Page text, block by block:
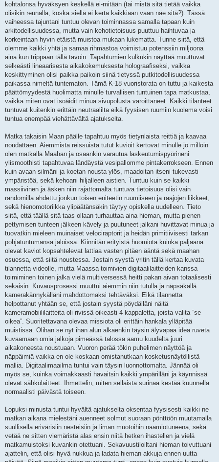
kohtalonsa hyväksyen keskellä ei-mitään (tai mistä sitä tietää vaikka
olisikin reunalla, koska siellä ei kerta kaikkiaan vaan näe sitä?). Tässä
vaiheessa tajuntani tuntuu olevan toiminnassa samalla tapaan kuin
arkitodellisuudessa, mutta vain kehotietoisuus puuttuu haihtuvaa ja
korkeintaan hyvin etäistä muistoa mukaan lukematta. Tunne siitä, että
olemme kaikki yhtä ja samaa rihmastoa voimistuu potenssiin miljoona
aina kun trippaan tällä tavoin. Tapahtumien kulkukin näyttää muuttuvat
selkeästi lineaarisesta aikakokemuksesta holograafiseksi, vaikka
keskittyminen olisi paikka paikoin siinä tietyssä putkitodellisuudessa
paikassa nimeltä tuntematon. Tämä K-18 vuoristorata on tuttu ja kaikesta
päättömyydestä huolimatta minulle turvallisen tuntuinen tapa matkustaa,
vaikka miten ovat isoäidit minua sivupolusta varoittaneet. Kaikki tilanteet
tuntuvat kuitenkin erittäin neutraalilta eikä fyysisen ruumiin kuolema voisi
tuntua enempää viehättävältä ajatukselta.
Matka takaisin Maan päälle tapahtuu myös tietynlaista reittiä ja kaavaa
noudattaen. Aiemmista reissuista tutut kuvioit kertovat minulle jo milloin
olen matkalla Maahan ja osaankin varautua laskeutumispyörineni
ylismoothisti tapahtuvaa ländäystä vesipallomme pintakerrokseen. Ennen
kuin avaan silmäni ja koetan nousta ylös, maadoitan itseni tukevasti
ympäristöä, sekä kehoani hiljalleen aistien. Tuntuu kuin se kaikki
massiivinen ja äsken niin rajattomalta tuntuva tietoisuus olisi vain
randomilla ahdettu jonkun toisen eniteetin ruumiiseen ja raajojen liikkeet,
sekä hienomotoriikka ylipäätänsäkin täytyy opiskella uudelleen. Tieto
siitä, että täällä sitä taas ollaan turhauttaa aina hieman, mutta pienen
pettymisen tunteen jälkeen kävely ja puutuneet jalkani huvittavat minua ja
tuovatkin mieleen muinaiset velociraptorit ja heidän primitiivisesti tarkan
pohjatuntumansa jaloissa. Kiinnitän erityistä huomiota kuinka paljaana
olevat kaviot kopsahtelevat lattiaa vasten pitäen ääntä sekä maahan
osuessa, että siitä noustessa. Jostain syystä yritin tällä kertaa kuvata
tilannetta videolle, mutta Maassa toimivien digitaalilaitteiden kanssa
toimiminen toinen jalka vielä multiversessä heitti pakan aivan totaalisesti
sekaisin. Kuvausprosessi muuttui aiemmin niin tutulla ja näpsäkällä
kamerakännykälläni mahdottomaksi tehtäväksi. Eikä tilannetta
helpottanut yhtään se, että jostain syystä pöydälläni näitä
kameramobiililaitteita oli rivissä oikeasti 4 kappaletta, joista valita ”se
oikea”. Suoritettavana olevaa missiota oli erittäin hankala ylläpitää
muistissa. Olihan se nyt ihan alun alkaenkin täysin älyvapaa idea ruveta
kuvaamaan omia jalkoja pimeässä talossa aamu kuudelta juuri
aikakoneesta noustuaan. Vuoron perää tökin puhelimen näyttöä ja
näppäimiä vaikka en ole koskaan omistanutkaan kosketusnäytöllistä
mallia. Digitaalimaailma tuntui vain täysin luonnottomalta. Jännää oli
myös se, kuinka voimakkaasti havaitsin kaikki ympärilläni ja käynnissä
olevat sähkölaitteet. Ihmettelin, miten sellaista surinaa kestää kuunnella
normaalisti päivästä toiseen.
Lopuksi minusta tuntui hyvältä ajatukselta oksentaa fyysisesti kaikki ne
matkan aikana mielestäni auenneet solmut suoraan pönttöön muutamalla
suullisella erivärisiin nesteisiin ja liman muotoihin naamiotuneena, sekä
vetää ne sitten viemäristä alas ensin niitä hetken ihastellen ja vielä
matkamuistoksi kuvankin otettuani. Sekavuustiloiltani hieman toivuttuani
ajattelin, että olisi hyvä nukkua ja ladata hieman akkuja ennen uutta